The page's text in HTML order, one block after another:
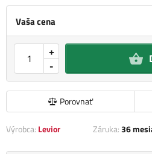
Vaša cena
-
+
Porovnať
Výrobca: Levior Záruka:36